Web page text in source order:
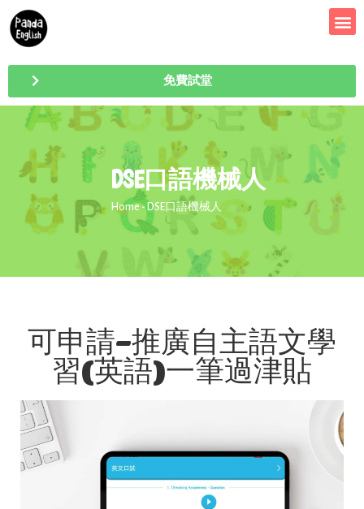
免費試堂
DSE口語機械人
Home- DSE口語機械人
可申請-推廣自主語文學
習(英語)一筆過津貼